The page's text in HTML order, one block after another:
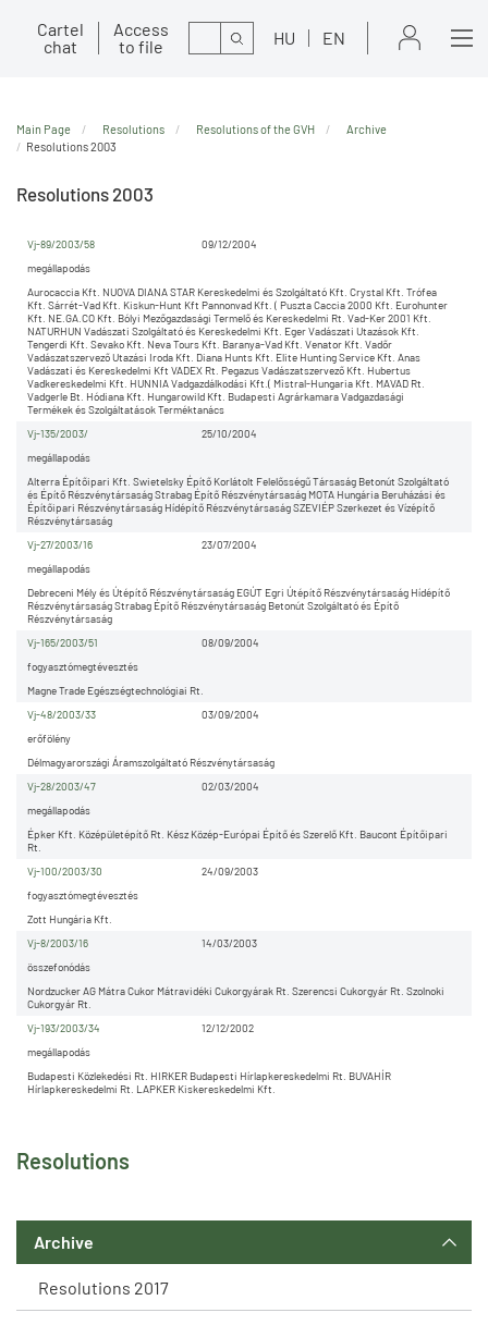
Cartel
chat
Access
to file
Search HU EN
Resolutions
Archive
Resolutions 2017
Main Page Resolutions Resolutions of the GVH
Archive
Resolutions 2003
Resolutions 2003
09/12/2004
Vj-89/2003/58
Aurocaccia Kft. NUOVA DIANA STAR Kereskedelmi és Szolgáltató Kft. Crystal Kft. Trófea
Kft. Sárrét-Vad Kft. Kiskun-Hunt Kft Pannonvad Kft. ( Puszta Caccia 2000 Kft. Eurohunter
Kft. NE.GA.CO Kft. Bólyi Mezőgazdasági Termelő és Kereskedelmi Rt. Vad-Ker 2001 Kft.
NATURHUN Vadászati Szolgáltató és Kereskedelmi Kft. Eger Vadászati Utazások Kft.
Tengerdi Kft. Sevako Kft. Neva Tours Kft. Baranya-Vad Kft. Venator Kft. Vadőr
Vadászatszervező Utazási Iroda Kft. Diana Hunts Kft. Elite Hunting Service Kft. Anas
Vadászati és Kereskedelmi Kft VADEX Rt. Pegazus Vadászatszervező Kft. Hubertus
Vadkereskedelmi Kft. HUNNIA Vadgazdálkodási Kft.( Mistral-Hungaria Kft. MAVAD Rt.
Vadgerle Bt. Hódiana Kft. Hungarowild Kft. Budapesti Agrárkamara Vadgazdasági
Termékek és Szolgáltatások Terméktanács
megállapodás
25/10/2004
Vj-135/2003/
Alterra Építőipari Kft. Swietelsky Építő Korlátolt Felelősségű Társaság Betonút Szolgáltató
és Építő Részvénytársaság Strabag Építő Részvénytársaság MOTA Hungária Beruházási és
Építőipari Részvénytársaság Hídépítő Részvénytársaság SZEVIÉP Szerkezet és Vízépítő
Részvénytársaság
megállapodás
23/07/2004
Vj-27/2003/16
Debreceni Mély és Útépítő Részvénytársaság EGÚT Egri Útépítő Részvénytársaság Hídépítő
Részvénytársaság Strabag Építő Részvénytársaság Betonút Szolgáltató és Építő
Részvénytársaság
megállapodás
08/09/2004
Vj-165/2003/51
Magne Trade Egészségtechnológiai Rt.
fogyasztómegtévesztés
03/09/2004
Vj-48/2003/33
Délmagyarországi Áramszolgáltató Részvénytársaság
erőfölény
02/03/2004
Vj-28/2003/47
Épker Kft. Középületépítő Rt. Kész Közép-Európai Építő és Szerelő Kft. Baucont Építőipari
Rt.
megállapodás
24/09/2003
Vj-100/2003/30
Zott Hungária Kft.
fogyasztómegtévesztés
14/03/2003
Vj-8/2003/16
Nordzucker AG Mátra Cukor Mátravidéki Cukorgyárak Rt. Szerencsi Cukorgyár Rt. Szolnoki
Cukorgyár Rt.
összefonódás
12/12/2002
Vj-193/2003/34
Budapesti Közlekedési Rt. HIRKER Budapesti Hírlapkereskedelmi Rt. BUVAHÍR
Hírlapkereskedelmi Rt. LAPKER Kiskereskedelmi Kft.
megállapodás